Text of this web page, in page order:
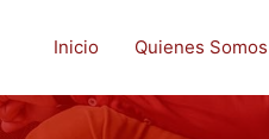
Inicio Quienes Somos